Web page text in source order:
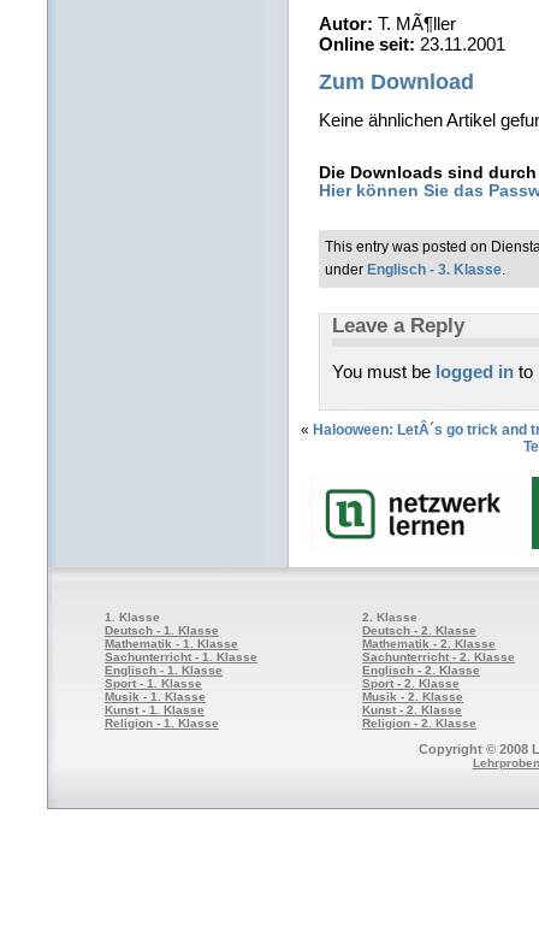
Autor: T. MÃ¶ller
Online seit: 23.11.2001
Zum Download
Keine ähnlichen Artikel
Die Downloads sind
Hier können Sie das
This entry was posted on
under Englisch - 3. Klasse.
Leave a Reply
You must be logged in to
« Halooween: LetÂ´s go trick and
1. Klasse
Deutsch - 1. Klasse
Mathematik - 1. Klasse
Sachunterricht - 1. Klasse
Englisch - 1. Klasse
Sport - 1. Klasse
Musik - 1. Klasse
Kunst - 1. Klasse
Religion - 1. Klasse
2. Klasse
Deutsch - 2. Klasse
Mathematik - 2. Klasse
Sachunterricht - 2. Klasse
Englisch - 2. Klasse
Sport - 2. Klasse
Musik - 2. Klasse
Kunst - 2. Klasse
Religion - 2. Klasse
Copyright © 2008